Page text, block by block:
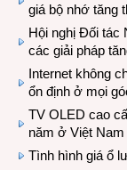
giá bộ nhớ tăng
Hội nghị Đối tác
các giải pháp
Internet không
ổn định ở mọi
TV OLED cao
năm ở Việt Nam
Tình hình giá ổ